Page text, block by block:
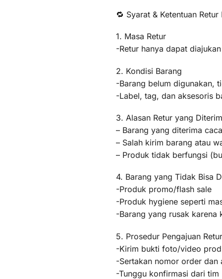
🔁 Syarat & Ketentuan Retur
1. Masa Retur
-Retur hanya dapat
2. Kondisi Barang
-Barang belum digunakan,
-Label, tag, dan aksesoris
3. Alasan Retur yang
– Barang yang diterima
– Salah kirim barang atau
– Produk tidak berfungsi
4. Barang yang Tidak Bisa
-Produk promo/flash sale
-Produk hygiene seperti
-Barang yang rusak karena
5. Prosedur Pengajuan Retur
-Kirim bukti foto/video
-Sertakan nomor order dan
-Tunggu konfirmasi dari